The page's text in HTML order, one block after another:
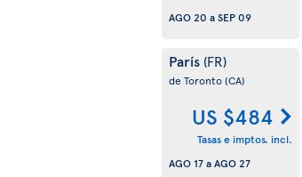
AGO 20 aSEP 09
París (FR)
de Toronto(CA)
US $484
Tasas e imptos. incl.
AGO 17aAGO 27